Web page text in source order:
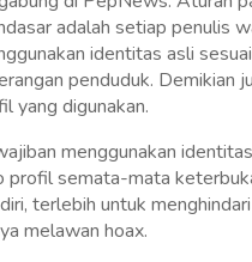
di Indonesia.
kemampuan, tetapi
Hasilnya, banyak
posisi pemimpin,
kemampuan yang
dengan sebab kedua,
adalah setiap penulis
identitas asli
penduduk. Demikian
yang digunakan.
menggunakan
profil semata-mata
terlebih untuk
melawan hoax.